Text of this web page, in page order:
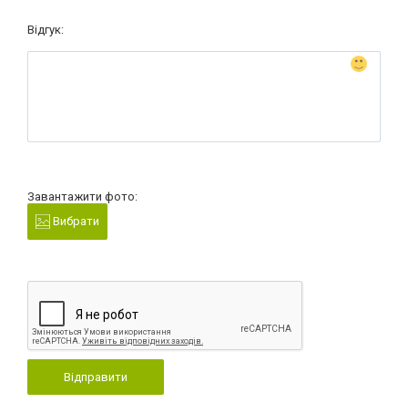
Відгук:
Завантажити фото:
Вибрати
Відправити